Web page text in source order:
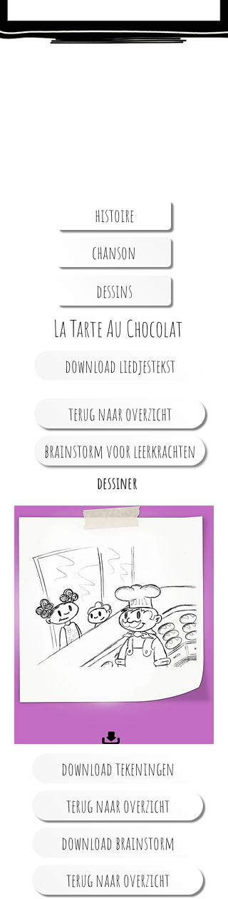
histoire
chanson
dessins
La Tarte Au Chocolat
download liedjestekst
terug naar overzicht
brainstorm voor leerkrachten
dessiner
download tekeningen
terug naar overzicht
download brainstorm
terug naar overzicht